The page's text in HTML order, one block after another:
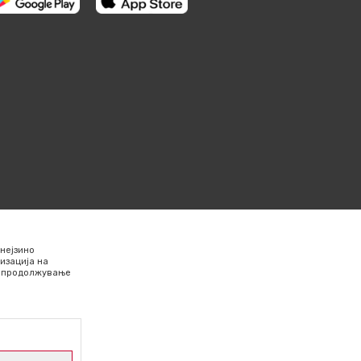
на
продолжување